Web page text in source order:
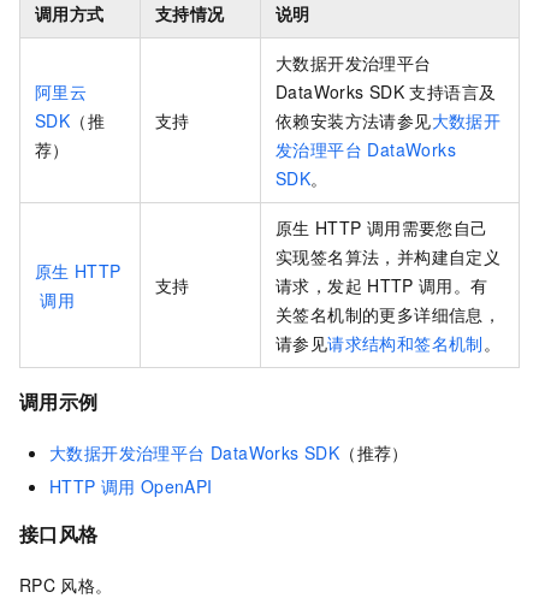
调用方式 支持情况 说明
阿里云
SDK （推
荐）
支持
大数据开发治理平台
DataWorks SDK 支持语言及
依赖安装方法请参见大数据开
发治理平台 DataWorks
SDK。
原生 HTTP
调用
支持
原生 HTTP 调用需要您自己
实现签名算法，并构建自定义
请求，发起 HTTP 调用。有
关签名机制的更多详细信息，
请参见请求结构和签名机制。
调用示例
大数据开发治理平台 DataWorks SDK （推荐）
HTTP 调用 OpenAPI
接口风格
RPC 风格。